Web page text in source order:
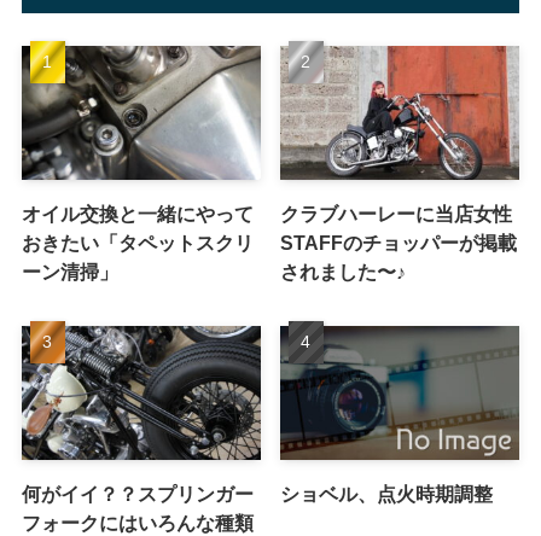
オイル交換と一緒にやって
おきたい「タペットスクリ
ーン清掃」
クラブハーレーに当店女性
STAFFのチョッパーが掲載
されました〜♪
何がイイ？？スプリンガー
フォークにはいろんな種類
ショベル、点火時期調整